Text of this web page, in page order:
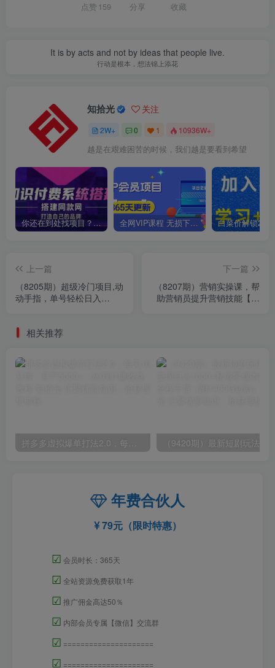
点赞 159 分享 收藏
It is by acts and not by ideas that people live.
行动是根本，想法锦上添花
知拾光 关注
2W+ 0 1 10936W+
越是在艰难困苦的时候，我们越是要看到希望
你还在到处找项目？还在当韭菜？我靠卖项目一个月收入5万+，曾经我也是个失败者。 全网VIP课程 无损下载~
上一篇
（8205期）超级冷门项目,动
动手指，单号轻松日入
下一篇
（8207期）营销实操课，帮
助营销员提升营销技能【完
相关推荐
年费合伙人
79元（限时特惠）
☑ 会员时长：365天
☑ 全站资源免费获取1年
☑ 推广佣金高达50％
☑ 内部会员专属【微信】交流群
☑ =====================
☑ =====================